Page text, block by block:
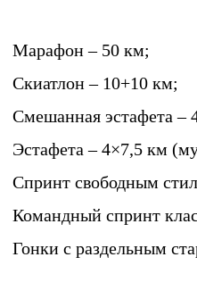
Марафон – 50 км;
Скиатлон – 10+10 км;
Смешанная эстафета –
Эстафета – 4×7,5 км
Спринт свободным
Командный спринт
Гонки с раздельным